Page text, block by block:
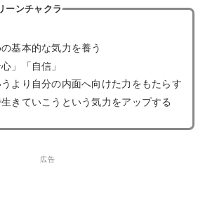
ーンチャクラ
基本的な気力を養う
」「自信」
より自分の内面へ向けた力をもたらす
きていこうという気力をアップする
広告